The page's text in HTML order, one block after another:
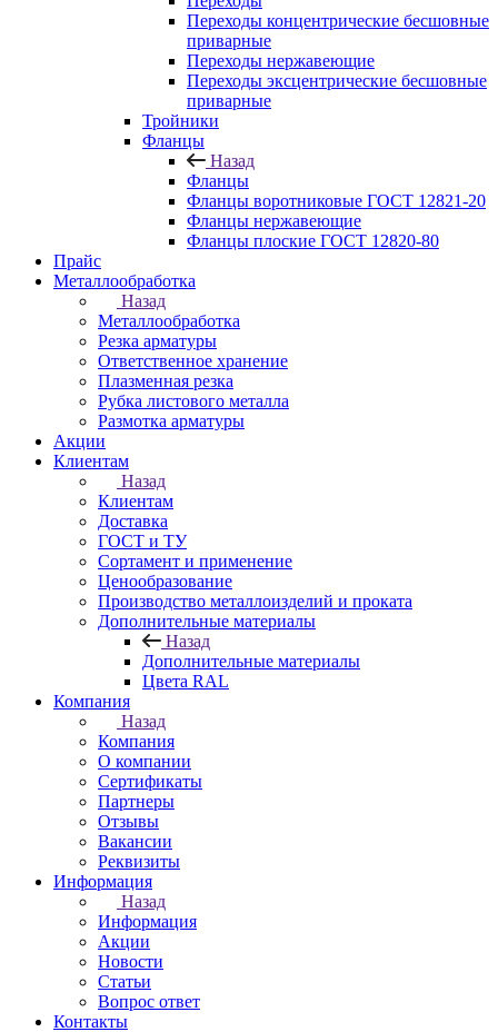
Переходы концентрические бесшовные
приварные
Переходы нержавеющие
Переходы эксцентрические бесшовные
приварные
Тройники
Фланцы
Назад
Фланцы
Фланцы воротниковые ГОСТ 12821-20
Фланцы нержавеющие
Фланцы плоские ГОСТ 12820-80
Прайс
Металлообработка
Назад
Металлообработка
Резка арматуры
Ответственное хранение
Плазменная резка
Рубка листового металла
Размотка арматуры
Акции
Клиентам
Назад
Клиентам
Доставка
ГОСТ и ТУ
Сортамент и применение
Ценообразование
Производство металлоизделий и проката
Дополнительные материалы
Назад
Дополнительные материалы
Цвета RAL
Компания
Назад
Компания
О компании
Сертификаты
Партнеры
Отзывы
Вакансии
Реквизиты
Информация
Назад
Информация
Акции
Новости
Статьи
Вопрос ответ
Контакты